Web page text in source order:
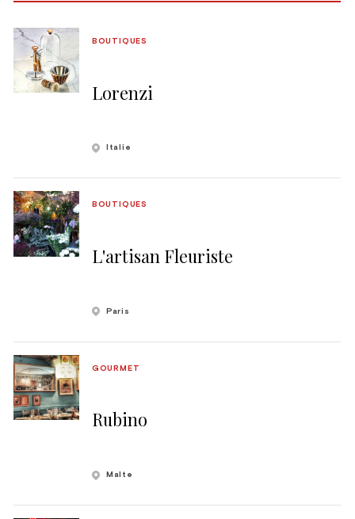
Lorenzi
BOUTIQUES
Italie
L'artisan Fleuriste
BOUTIQUES
Paris
Rubino
GOURMET
Malte